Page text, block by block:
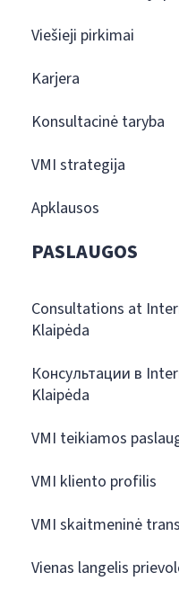
Viešieji pirkimai
Karjera
Konsultacinė taryba
VMI strategija
Apklausos
PASLAUGOS
Consultations at
Klaipėda
Консультации в
Klaipėda
VMI teikiamos
VMI kliento profilis
VMI skaitmeninė
Vienas langelis